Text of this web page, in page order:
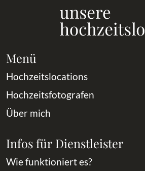
Menü
Hochzeitslocations
Hochzeitsfotografen
Über mich
Infos für Dienstleister
Wie funktioniert es?